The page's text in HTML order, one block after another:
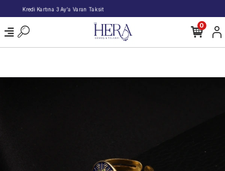
2000 TL ve Üzeri Alışverişlerde Kargo Bedava!
0